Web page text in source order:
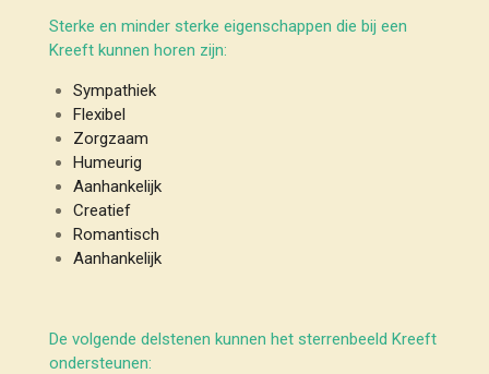
Sterke en minder sterke eigenschappen die bij een
Kreeft kunnen horen zijn:
Sympathiek
Flexibel
Zorgzaam
Humeurig
Aanhankelijk
Creatief
Romantisch
Aanhankelijk
De volgende delstenen kunnen het sterrenbeeld Kreeft
ondersteunen: